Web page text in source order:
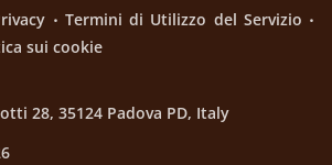
. Termini di Utilizzo del Servizio .
sui cookie
28, 35124 Padova PD, Italy